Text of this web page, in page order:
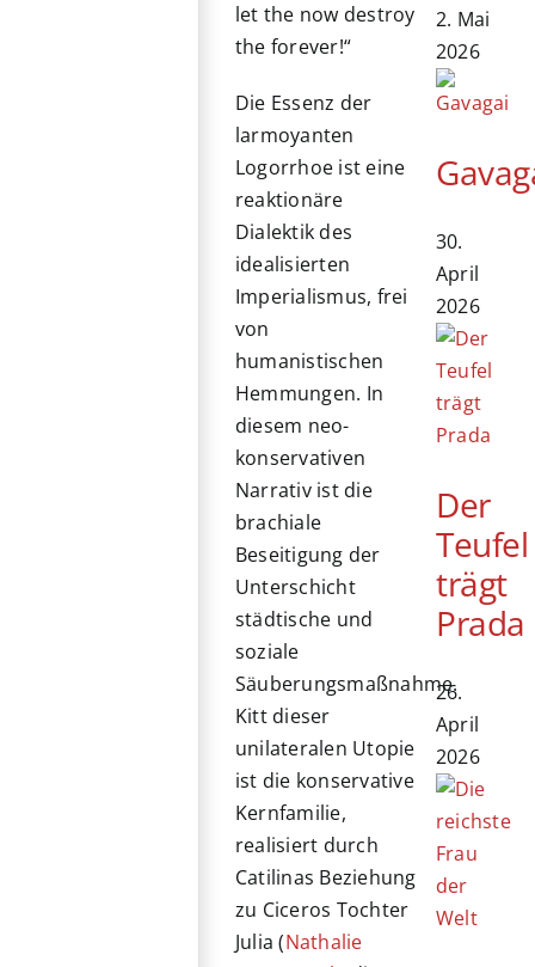
let the now destroy
the forever!“
Die Essenz der
larmoyanten
Logorrhoe ist eine
reaktionäre
Dialektik des
idealisierten
Imperialismus, frei
von
humanistischen
Hemmungen. In
diesem neo-
konservativen
Narrativ ist die
brachiale
Beseitigung der
Unterschicht
städtische und
soziale
Säuberungsmaßnahme.
Kitt dieser
unilateralen Utopie
ist die konservative
Kernfamilie,
realisiert durch
Catilinas Beziehung
zu Ciceros Tochter
Julia (Nathalie
2. Mai
2026
30.
April
2026
Der
Teufel
trägt
Prada
26.
April
2026